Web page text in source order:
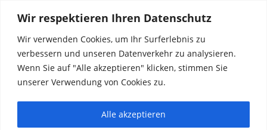
Wir respektieren Ihren Datenschutz
Wir verwenden Cookies, um Ihr Surferlebnis zu
verbessern und unseren Datenverkehr zu analysieren.
Wenn Sie auf "Alle akzeptieren" klicken, stimmen Sie
unserer Verwendung von Cookies zu.
Alle akzeptieren